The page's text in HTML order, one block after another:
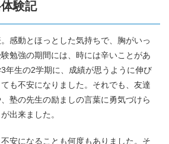
験記
感動とほっとした気持ちで、胸がいっ
勉強の期間には、時には辛いことがあ
年生の2学期に、成績が思うように伸び
も不安になりました。それでも、友達
塾の先生の励ましの言葉に勇気づけら
出来ました。
安になることも何度もありました。そ